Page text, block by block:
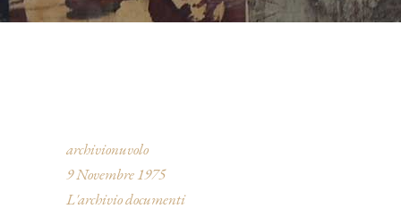
archivionuvolo
9 Novembre 1975
L'archivio documenti